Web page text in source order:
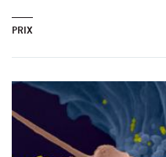
PRIX